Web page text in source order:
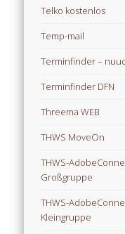
Telko kostenlos
Temp-mail
Terminfinder –
Terminfinder DFN
Threema WEB
THWS MoveOn
THWS-
Großgruppe
THWS-
Kleingruppe